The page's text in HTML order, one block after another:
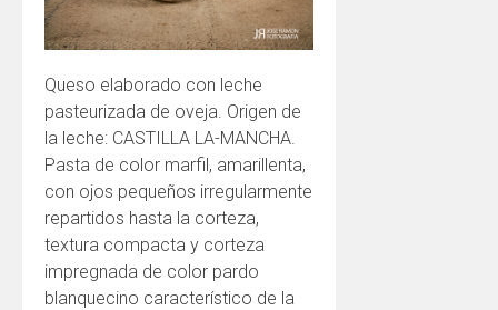
Queso elaborado con leche
pasteurizada de oveja. Origen de
la leche: CASTILLA LA-MANCHA.
Pasta de color marfil, amarillenta,
con ojos pequeños irregularmente
repartidos hasta la corteza,
textura compacta y corteza
impregnada de color pardo
blanquecino característico de la